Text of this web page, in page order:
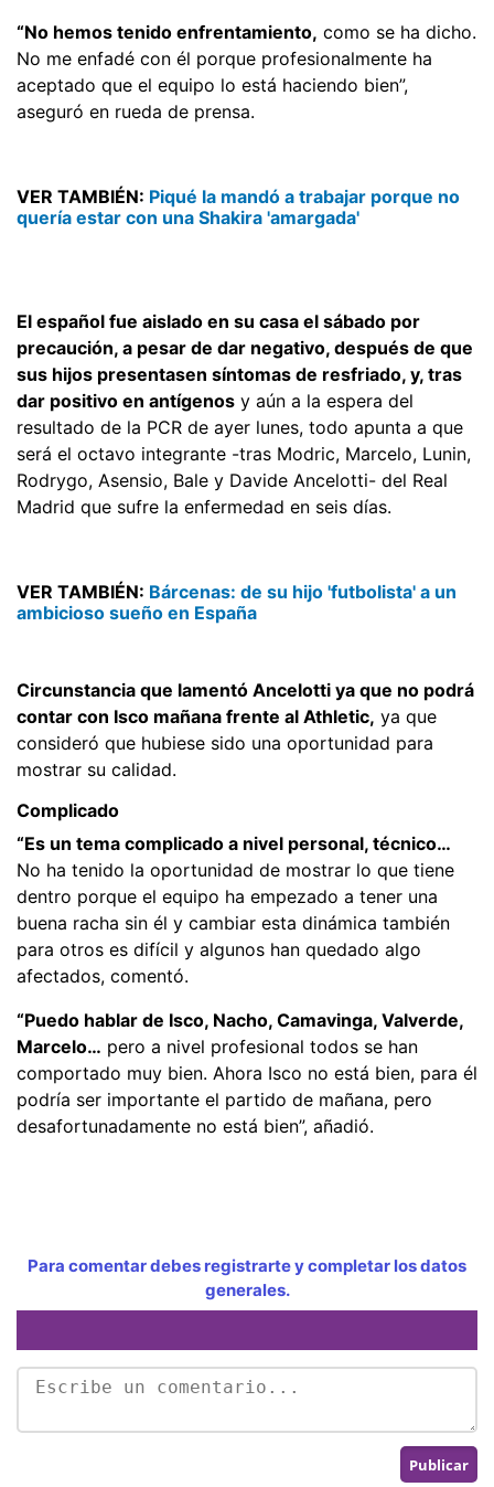
“No hemos tenido enfrentamiento, como se ha dicho.
No me enfadé con él porque profesionalmente ha
aceptado que el equipo lo está haciendo bien”,
aseguró en rueda de prensa.
VER TAMBIÉN: Piqué la mandó a trabajar porque no
quería estar con una Shakira 'amargada'
El español fue aislado en su casa el sábado por
precaución, a pesar de dar negativo, después de que
sus hijos presentasen síntomas de resfriado, y, tras
dar positivo en antígenos y aún a la espera del
resultado de la PCR de ayer lunes, todo apunta a que
será el octavo integrante -tras Modric, Marcelo, Lunin,
Rodrygo, Asensio, Bale y Davide Ancelotti- del Real
Madrid que sufre la enfermedad en seis días.
VER TAMBIÉN: Bárcenas: de su hijo 'futbolista' a un
ambicioso sueño en España
Circunstancia que lamentó Ancelotti ya que no podrá
contar con Isco mañana frente al Athletic, ya que
consideró que hubiese sido una oportunidad para
mostrar su calidad.
Complicado
“Es un tema complicado a nivel personal, técnico…
No ha tenido la oportunidad de mostrar lo que tiene
dentro porque el equipo ha empezado a tener una
buena racha sin él y cambiar esta dinámica también
para otros es difícil y algunos han quedado algo
afectados, comentó.
“Puedo hablar de Isco, Nacho, Camavinga, Valverde,
Marcelo… pero a nivel profesional todos se han
comportado muy bien. Ahora Isco no está bien, para él
podría ser importante el partido de mañana, pero
desafortunadamente no está bien”, añadió.
Para comentar debes registrarte y completar los datos
generales.